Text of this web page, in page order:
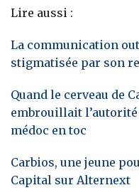
Lire aussi :
La communication
stigmatisée par son
Quand le cerveau de
embrouillait
médoc en toc
Carbios, une jeune
Capital sur Alternext